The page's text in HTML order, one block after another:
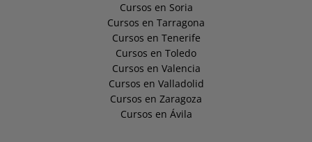
Cursos en Soria
Cursos en Tarragona
Cursos en Tenerife
Cursos en Toledo
Cursos en Valencia
Cursos en Valladolid
Cursos en Zaragoza
Cursos en Ávila